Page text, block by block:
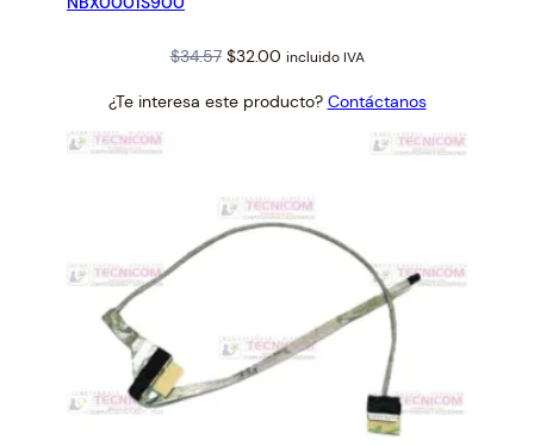
$34.57 Original
was:
$32.00Current
is:
incluido IVA
¿Te interesa este producto? Contáctanos